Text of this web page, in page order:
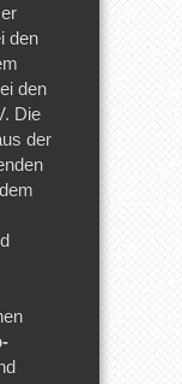
den
den
Die
der